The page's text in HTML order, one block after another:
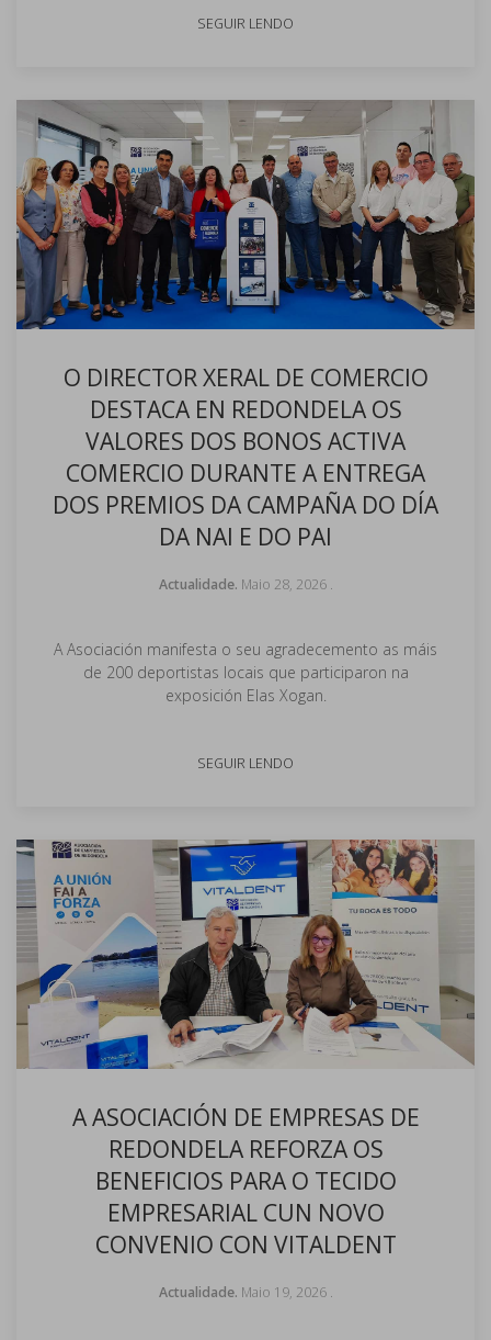
SEGUIR LENDO
O DIRECTOR XERAL DE COMERCIO
DESTACA EN REDONDELA OS
VALORES DOS BONOS ACTIVA
COMERCIO DURANTE A ENTREGA
DOS PREMIOS DA CAMPAÑA DO DÍA
DA NAI E DO PAI
Actualidade. Maio 28, 2026.
A Asociación manifesta o seu agradecemento as máis
de 200 deportistas locais que participaron na
exposición Elas Xogan.
SEGUIR LENDO
A ASOCIACIÓN DE EMPRESAS DE
REDONDELA REFORZA OS
BENEFICIOS PARA O TECIDO
EMPRESARIAL CUN NOVO
CONVENIO CON VITALDENT
Actualidade. Maio 19, 2026.